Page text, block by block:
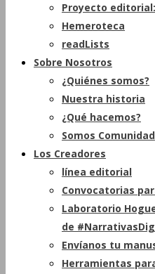
Proyecto
Hemeroteca
readLists
Sobre Nosotros
¿Quiénes somos?
Nuestra historia
¿Qué hacemos?
Somos Comunidad
Los Creadores
línea editorial
Convocatorias
Laboratorio
de
Envíanos tu
Herramientas